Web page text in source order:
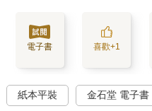
電子書 喜歡+1
紙本平裝 金石堂 電子書